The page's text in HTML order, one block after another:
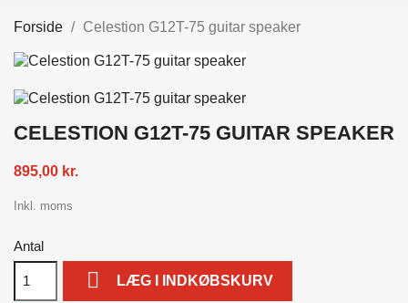
Forside Celestion G12T-75 guitar speaker
CELESTION G12T-75 GUITAR SPEAKER
895,00 kr.
Inkl. moms
Antal
 LÆG I INDKØBSKURV